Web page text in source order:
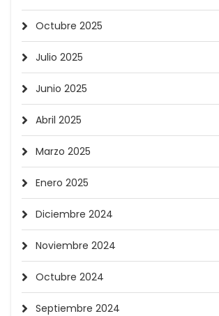
Octubre 2025
Julio 2025
Junio 2025
Abril 2025
Marzo 2025
Enero 2025
Diciembre 2024
Noviembre 2024
Octubre 2024
Septiembre 2024